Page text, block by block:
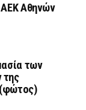
ΑΕΚ Αθηνών
των
της